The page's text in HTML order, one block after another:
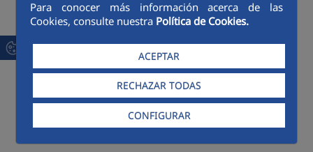
Para conocer más información acerca de las
Cookies, consulte nuestra Política de Cookies.
ACEPTAR
RECHAZAR TODAS
CONFIGURAR